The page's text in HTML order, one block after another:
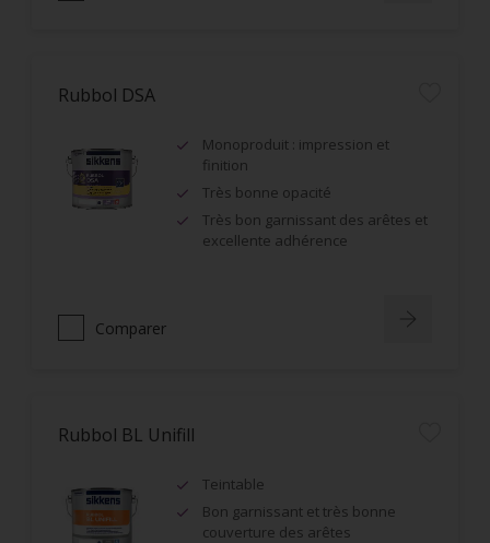
Rubbol DSA
Monoproduit : impression et
finition
Très bonne opacité
Très bon garnissant des arêtes et
excellente adhérence
Comparer
Rubbol BL Unifill
Teintable
Bon garnissant et très bonne
couverture des arêtes